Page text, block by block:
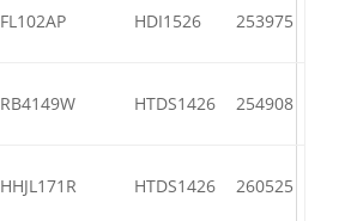
FL102AP HDI1526 253975
RB4149W HTDS1426 254908
HHJL171R HTDS1426 260525